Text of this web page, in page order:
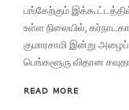
பங்கேற்கும்
உள்ள நிலையில்,
குமாரசாமி இன்று
பெங்களூரு விதான
READ MORE